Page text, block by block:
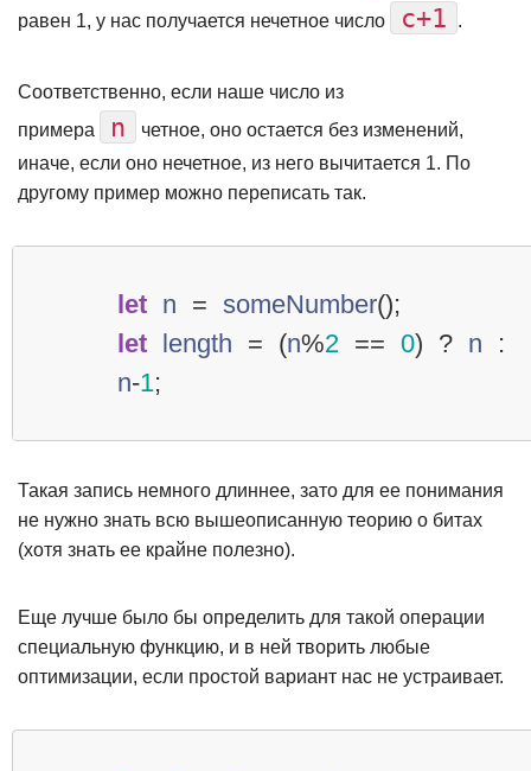
равен 1, у нас получается нечетное число c+1 .
Соответственно, если наше число из
примера
n
четное, оно остается без изменений,
иначе, если оно нечетное, из него вычитается 1. По
другому пример можно переписать так.
let n = someNumber();
let length = (n%2 == 0) ? n
:
n-1;
Такая запись немного длиннее, зато для ее понимания
не нужно знать всю вышеописанную теорию о битах
(хотя знать ее крайне полезно).
Еще лучше было бы определить для такой операции
специальную функцию, и в ней творить любые
оптимизации, если простой вариант нас не устраивает.